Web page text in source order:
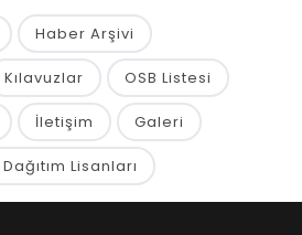
Haber Arşivi
Kılavuzlar OSB Listesi
İletişim Galeri
Lisanları